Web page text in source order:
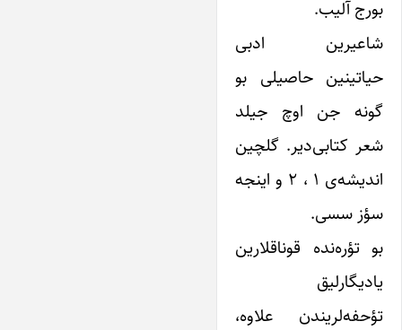
بورج آلیب.
شاعیرین ادبی
حیاتینین حاصیلی بو
گونه جن اوچ جیلد
شعر کتابی‌دیر. گلچین
اندیشه‌ی ۱ ، ۲ و اینجه
سؤز سسی.
بو تؤره‌نده قوناقلارین
یادیگارلیق
تؤحفه‌لریندن علاوه،